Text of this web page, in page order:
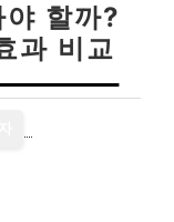
할까?
과 비교